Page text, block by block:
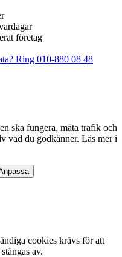
företag
Ring 010-880 08 48
ska fungera, mäta trafik och
vad du godkänner. Läs mer i
cookies krävs för att
av.